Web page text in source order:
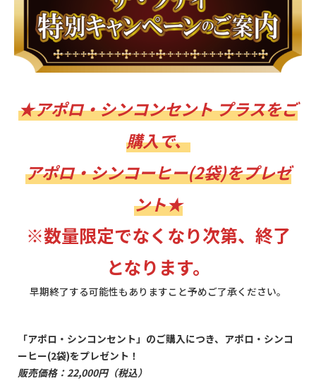
★アポロ・シンコンセント プラスをご
購入で、
アポロ・シンコーヒー(2袋)をプレゼ
ント★
※数量限定でなくなり次第、終了
となります。
早期終了する可能性もありますこと予めご了承ください。
「アポロ・シンコンセント」のご購入につき、アポロ・シンコ
ーヒー(2袋)をプレゼント！
販売価格：22,000円（税込）